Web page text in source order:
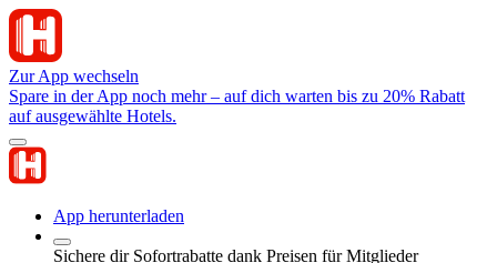
Zur App wechseln
Spare in der App noch mehr – auf dich warten bis zu 20% Rabatt
auf ausgewählte Hotels.
App herunterladen
Sichere dir Sofortrabatte dank Preisen für Mitglieder